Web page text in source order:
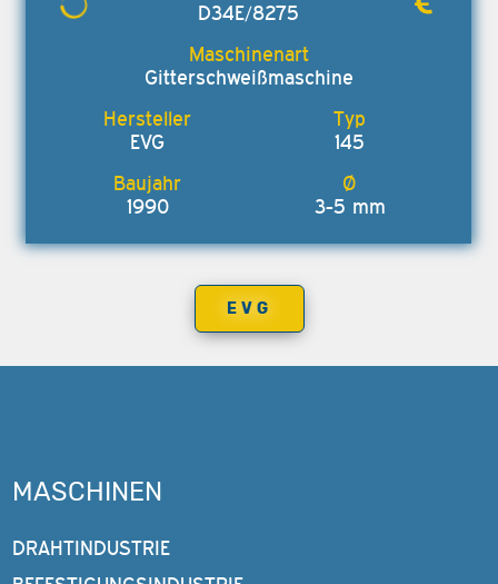
D34E/8275
Gitterschweißmaschine
EVG 145
1990 3-5 mm
EVG
MASCHINEN
DRAHTINDUSTRIE